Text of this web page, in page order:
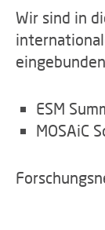
Wir sind in
ESM
MOSAiC